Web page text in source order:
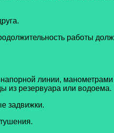
работы
линии, манометрами
из резервуара или водоема.
задвижки.